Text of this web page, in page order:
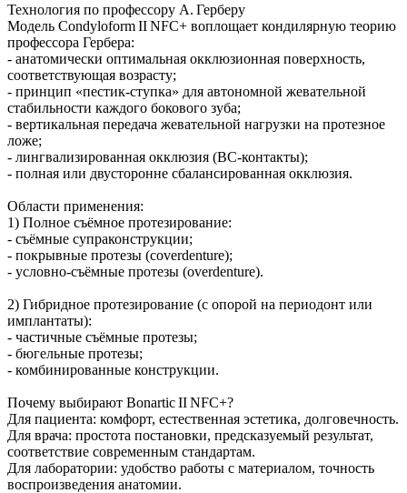
Технология по профессору А. Герберу
Модель Condyloform II NFC+ воплощает кондилярную теорию
профессора Гербера:
- анатомически оптимальная окклюзионная поверхность,
соответствующая возрасту;
- принцип «пестик‑ступка» для автономной жевательной
стабильности каждого бокового зуба;
- вертикальная передача жевательной нагрузки на протезное
ложе;
- лингвализированная окклюзия (BC‑контакты);
- полная или двусторонне сбалансированная окклюзия.
Области применения:
1) Полное съёмное протезирование:
- съёмные супраконструкции;
- покрывные протезы (coverdenture);
- условно‑съёмные протезы (overdenture).
2) Гибридное протезирование (с опорой на периодонт или
имплантаты):
- частичные съёмные протезы;
- бюгельные протезы;
- комбинированные конструкции.
Почему выбирают Bonartic II NFC+?
Для пациента: комфорт, естественная эстетика, долговечность.
Для врача: простота постановки, предсказуемый результат,
соответствие современным стандартам.
Для лаборатории: удобство работы с материалом, точность
воспроизведения анатомии.